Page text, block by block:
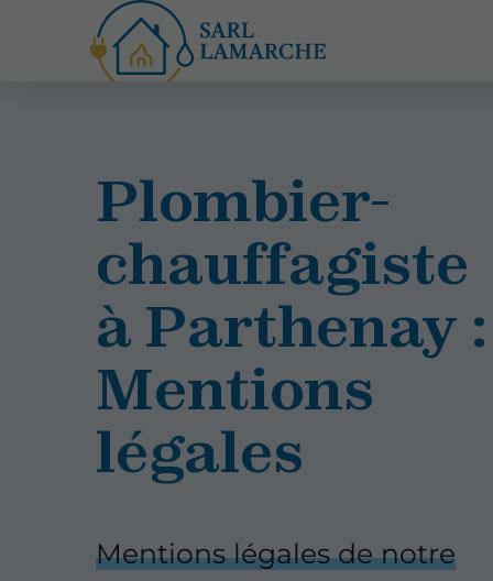
Plombier-
chauffagiste
à Parthenay :
Mentions
légales
Mentions légales de notre